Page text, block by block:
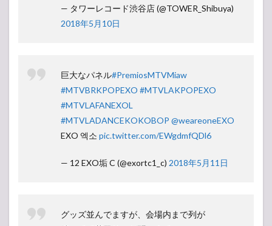
— タワーレコード渋谷店 (@TOWER_Shibuya)
2018年5月10日
巨大なパネル#PremiosMTVMiaw
#MTVBRKPOPEXO #MTVLAKPOPEXO
#MTVLAFANEXOL
#MTVLADANCEKOKOBOP @weareoneEXO
EXO 엑소 pic.twitter.com/EWgdmfQDl6
— 12 EXO垢 C (@exortc1_c) 2018年5月11日
グッズ並んでますが、会場内まで列が